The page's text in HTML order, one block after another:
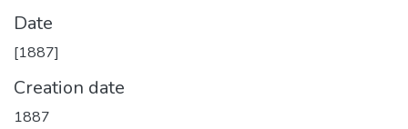
Date
[1887]
Creation date
1887